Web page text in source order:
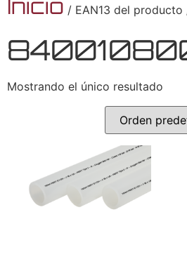
Inicio / EAN13 del
Mostrando el único resultado